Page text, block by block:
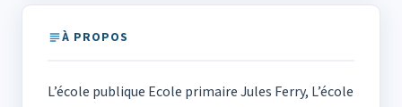
À PROPOS
L’école publique Ecole primaire Jules Ferry, L’école